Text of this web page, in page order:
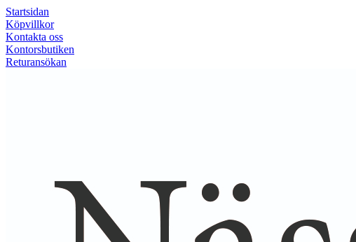
Startsidan
Köpvillkor
Kontakta oss
Kontorsbutiken
Returansökan